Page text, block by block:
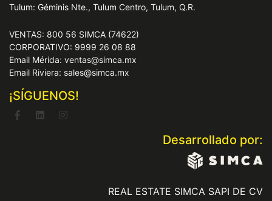
Tulum: Géminis Nte., Tulum Centro, Tulum, Q.R.
VENTAS: 800 56 SIMCA (74622)
CORPORATIVO: 9999 26 08 88
Email Mérida: ventas@simca.mx
Email Riviera: sales@simca.mx
¡SÍGUENOS!
Desarrollado por:
REAL ESTATE SIMCA SAPI DE CV